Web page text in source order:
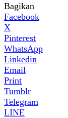
Bagikan
Facebook
X
Pinterest
WhatsApp
Linkedin
Email
Print
Tumblr
Telegram
LINE